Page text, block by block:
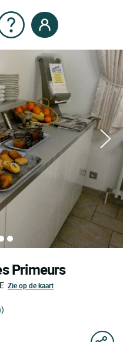
Primeurs
Zie op de kaart